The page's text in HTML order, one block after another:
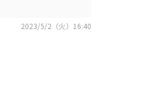
2023/5/2（火）16:40